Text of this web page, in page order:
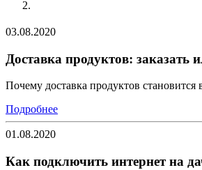
03.08.2020
Доставка продуктов: заказать
Почему доставка продуктов становится
Подробнее
01.08.2020
Как подключить интернет на